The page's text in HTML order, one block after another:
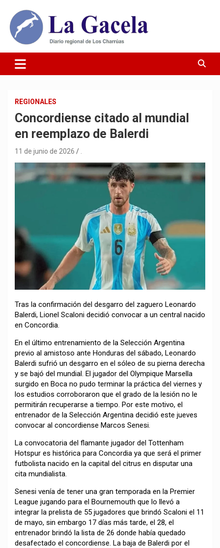
contenido
Diario La Gacela
REGIONALES
Concordiense citado al mundial
en reemplazo de Balerdi
11 de junio de 2026
Tras la confirmación del desgarro del zaguero Leonardo
Balerdi, Lionel Scaloni decidió convocar a un central nacido
en Concordia.
En el último entrenamiento de la Selección Argentina
previo al amistoso ante Honduras del sábado, Leonardo
Balerdi sufrió un desgarro en el sóleo de su pierna derecha
y se bajó del mundial. El jugador del Olympique Marsella
surgido en Boca no pudo terminar la práctica del viernes y
los estudios corroboraron que el grado de la lesión no le
permitirán recuperarse a tiempo. Por este motivo, el
entrenador de la Selección Argentina decidió este jueves
convocar al concordiense Marcos Senesi.
La convocatoria del flamante jugador del Tottenham
Hotspur es histórica para Concordia ya que será el primer
futbolista nacido en la capital del citrus en disputar una
cita mundialista.
Senesi venía de tener una gran temporada en la Premier
League jugando para el Bournemouth que lo llevó a
integrar la prelista de 55 jugadores que brindó Scaloni el 11
de mayo, sin embargo 17 días más tarde, el 28, el
entrenador brindó la lista de 26 donde había quedado
desafectado el concordiense. La baja de Balerdi por el